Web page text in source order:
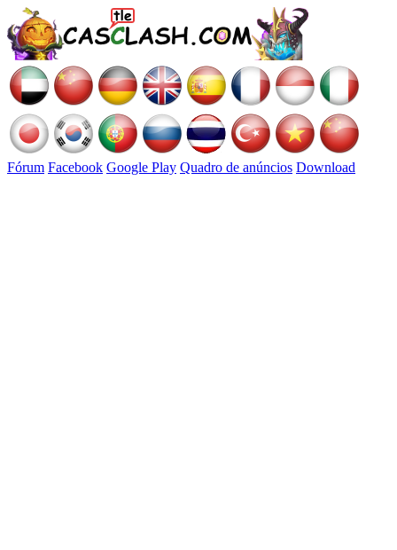
Fórum Facebook Google Play Quadro de anúncios Download